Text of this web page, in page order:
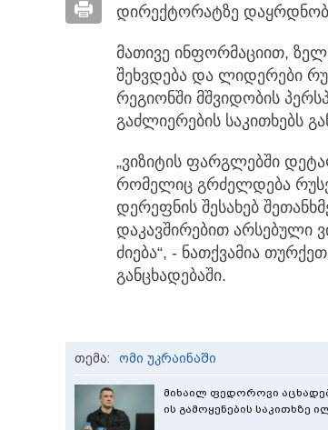
დირექტორატზე
მათივე ინფორმაციით,
შეხვდება და ლიდერები
რეგიონში მშვიდობის
გაძლიერების საკითხებს
„ვიზიტის ფარგლებში
რომელიც გრძელდება
დერეფნის შესახებ
დაკავშირებით არსებული
ძიება“, - ნათქვამია
განცხადებაში.
თემა: ომი უკრაინაში
მიხაილ ფედოროვი
ის გამოყენების საკითხზე